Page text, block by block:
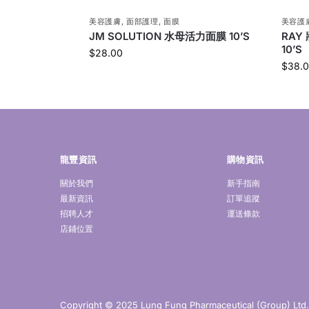
美容護膚,面部護理 ,面膜
JM SOLUTION 水母活力面膜 10’S
$28.00
美容護
RAY
10’S
$
龍豐資訊
關於我們
最新資訊
招聘人才
店鋪位置
購物資訊
新手指南
訂單追蹤
運送條款
Copyright © 2025 Lung Fung Pharmaceutical (Group)